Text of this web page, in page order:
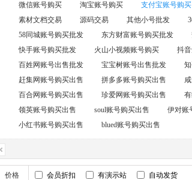
微信账号购买 淘宝账号购买 支付宝账号购买
素材文档交易
源码交易 其他小号批发
58同城账号购买批发
东方财富账号购买批发
快手账号购买批发
火山小视频账号购买 抖
百姓网账号出售批发
宝宝树账号出售批发
赶集网账号购买出售
拼多多账号购买出售
百合网账号购买出售
珍爱网账号购买出售
领英账号购买出售
soul账号购买出售 伊对账
小红书账号购买出售
blued账号购买出售
价格 会员折扣 有演示站 自动发货